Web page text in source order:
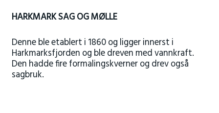
HARKMARK SAG OG MØLLE
Denne ble etablert i 1860 og ligger innerst i
Harkmarksfjorden og ble dreven med vannkraft.
Den hadde fire formalingskverner og drev også
sagbruk.